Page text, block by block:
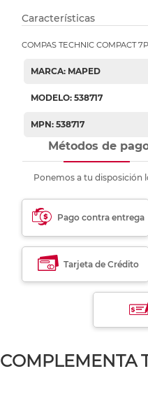
Características
COMPAS TECHNIC COMPACT
MARCA: MAPED
MODELO: 538717
MPN: 538717
Métodos de
Ponemos a tu disposición
Pago contra entrega
Tarjeta de Crédito
COMPLEMENTA